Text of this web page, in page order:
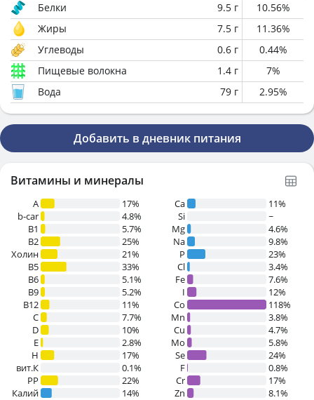
Белки
9.5 г 10.56%
Жиры
7.5 г 11.36%
Углеводы
0.6 г 0.44%
Пищевые волокна
1.4 г 7%
Вода
79 г 2.95%
Добавить в дневник питания
Витамины и минералы
A
17%
b-car
4.8%
В1
5.7%
B2
25%
Холин
21%
B5
33%
B6
5.1%
B9
5.2%
B12
11%
C
7.7%
D
10%
E
2.8%
H
17%
вит.К
0.1%
PP
22%
Калий
14%
Ca
11%
Si
~
Mg
4.6%
Na
9.8%
P
23%
Cl
3.4%
Fe
7.6%
I
12%
Co
118%
Mn
3.8%
Cu
4.7%
Mo
5.8%
Se
24%
F
0.8%
Cr
17%
Zn
8.1%